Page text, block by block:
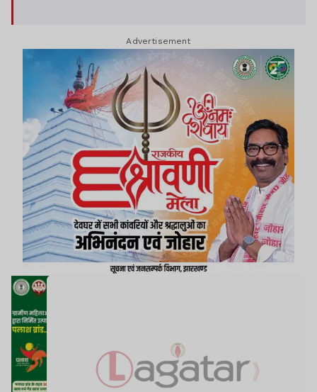
Advertisement